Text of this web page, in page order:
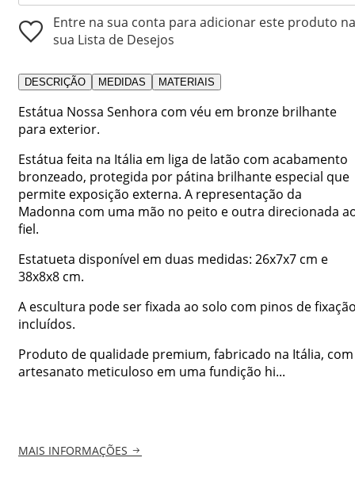
Entre na sua conta para adicionar este produto na
sua Lista de Desejos
DESCRIÇÃO MEDIDAS MATERIAIS
Estátua Nossa Senhora com véu em bronze brilhante
para exterior.
Estátua feita na Itália em liga de latão com acabamento
bronzeado, protegida por pátina brilhante especial que
permite exposição externa. A representação da
Madonna com uma mão no peito e outra direcionada
fiel.
Estatueta disponível em duas medidas: 26x7x7 cm e
38x8x8 cm.
A escultura pode ser fixada ao solo com pinos de
incluídos.
Produto de qualidade premium, fabricado na Itália, com
artesanato meticuloso em uma fundição hi...
MAIS INFORMAÇÕES